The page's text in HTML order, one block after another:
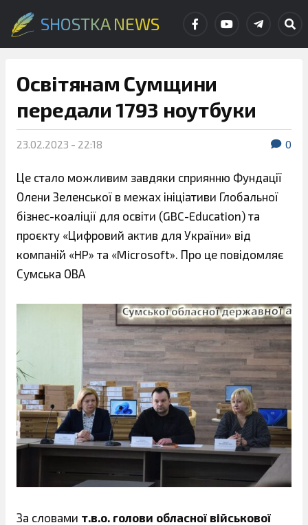
SHOSTKA NEWS
Освітянам Сумщини
передали 1793 ноутбуки
23.02.2023 - 22:18 0
Це стало можливим завдяки сприянню Фундації
Олени Зеленської в межах ініціативи Глобальної
бізнес-коаліції для освіти (GBC-Education) та
проєкту «Цифровий актив для України» від
компаній «HP» та «Microsoft». Про це повідомляє
Сумська ОВА
За словами т.в.о. голови обласної військової